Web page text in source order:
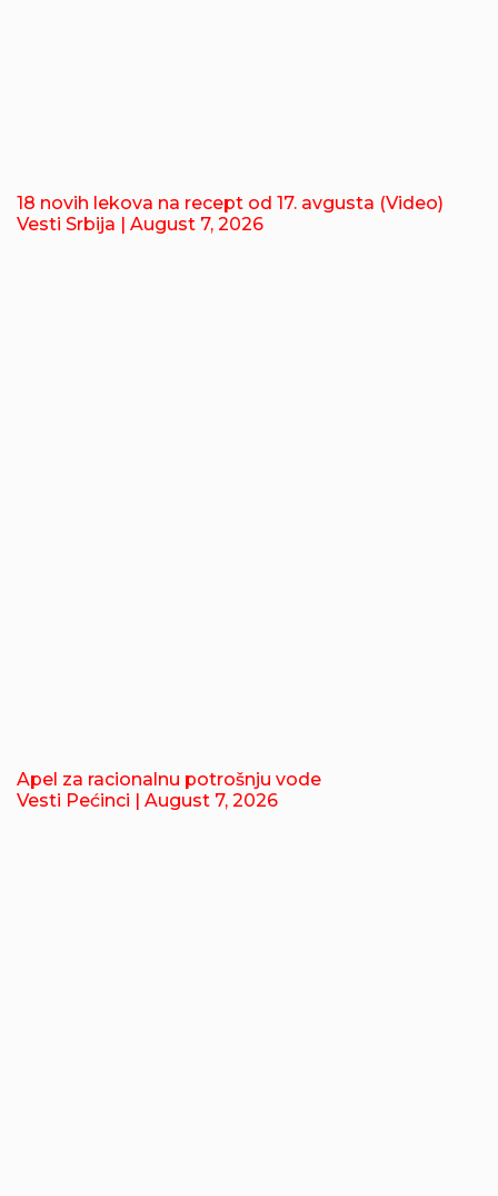
18 novih lekova na recept od 17. avgusta (Video)
Vesti Srbija | August 7, 2026
Apel za racionalnu potrošnju vode
Vesti Pećinci | August 7, 2026